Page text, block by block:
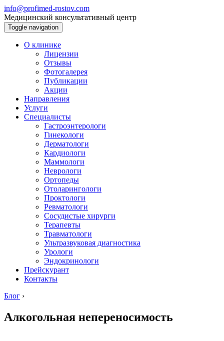
info@profimed-rostov.com
Медицинский консультативный центр
Toggle navigation
О клинике
Лицензии
Отзывы
Фотогалерея
Публикации
Акции
Направления
Услуги
Специалисты
Гастроэнтерологи
Гинекологи
Дерматологи
Кардиологи
Маммологи
Неврологи
Ортопеды
Отоларингологи
Проктологи
Ревматологи
Сосудистые хирурги
Терапевты
Травматологи
Ультразвуковая диагностика
Урологи
Эндокринологи
Прейскурант
Контакты
Блог ›
Алкогольная непереносимость